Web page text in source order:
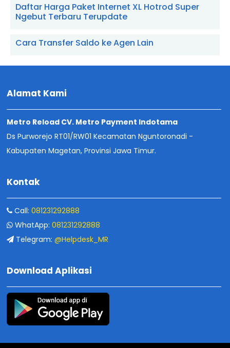
Daftar Harga Paket Internet XL Hotrod Super
Ngebut Terbaru Terupdate
Cara Transfer Saldo ke Agen Lain
Alamat Kami
Metro Reload CV. Metro Payment Indotama
Ds Purworejo RT01/RW01 Kecamatan Nguntoronadi -
Kabupaten Magetan, Provinsi Jawa Timur.
Kontak
Call: 081231292888
WhatApp: 081231292888
Telegram: @Helpdesk_MR
Download Aplikasi